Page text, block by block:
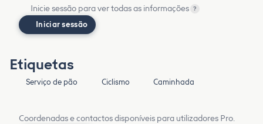
Inicie sessão para ver todas as informações ?
Iniciar sessão
Etiquetas
Serviço de pão Ciclismo Caminhada
Coordenadas e contactos disponíveis para utilizadores Pro.